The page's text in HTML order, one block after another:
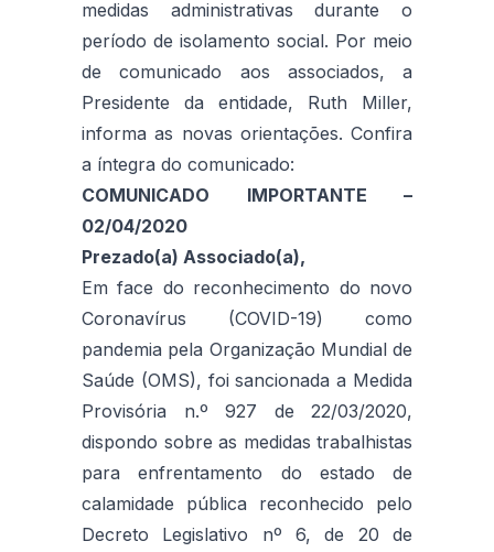
medidas administrativas durante o
período de isolamento social. Por meio
de comunicado aos associados, a
Presidente da entidade, Ruth Miller,
informa as novas orientações. Confira
a íntegra do comunicado:
COMUNICADO IMPORTANTE –
02/04/2020
Prezado(a) Associado(a),
Em face do reconhecimento do novo
Coronavírus (COVID-19) como
pandemia pela Organização Mundial de
Saúde (OMS), foi sancionada a Medida
Provisória n.º 927 de 22/03/2020,
dispondo sobre as medidas trabalhistas
para enfrentamento do estado de
calamidade pública reconhecido pelo
Decreto Legislativo nº 6, de 20 de